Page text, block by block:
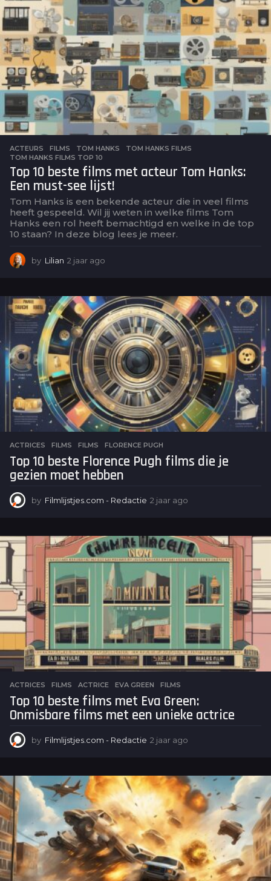
r
a
g
o
ACTEURS ,FILMS TOM HANKS ,TOM HANKS FILMS
TOM HANKS FILMS TOP 10
Top 10 beste films met acteur Tom Hanks:
Een must-see lijst!
Tom Hanks is een bekende acteur die in veel films
heeft gespeeld. Wil jij weten in welke films Tom
Hanks een rol heeft bemachtigd en welke in de top
10 staan? In deze blog lees je meer.
by Lilian 2 jaar ago
a
r
a
g
o
ACTRICES ,FILMS FILMS ,FLORENCE PUGH
Top 10 beste Florence Pugh films die je
gezien moet hebben
by Filmlijstjes.com - Redactie 2 jaar ago
a
r
a
ACTRICES ,FILMS ACTRICE ,EVA GREEN ,FILMS
Top 10 beste films met Eva Green:
Onmisbare films met een unieke actrice
by Filmlijstjes.com - Redactie 2 jaar ago
a
r
a
g